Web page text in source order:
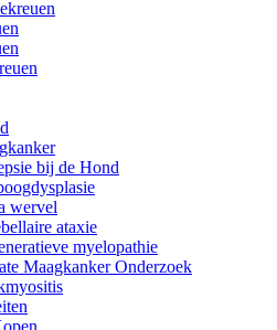
bij de Hond
wervel
ataxie
myelopathie
Maagkanker Onderzoek